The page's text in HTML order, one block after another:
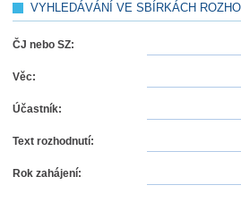
VYHLEDÁVÁNÍ VE SBÍRKÁCH
ČJ nebo SZ:
Věc:
Účastník:
Text rozhodnutí:
Rok zahájení: